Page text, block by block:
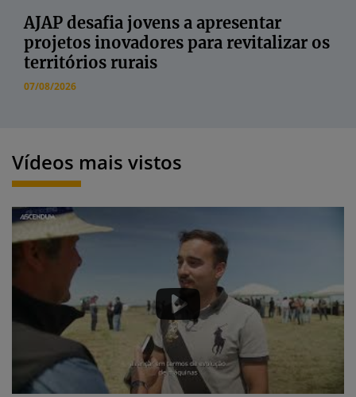
AJAP desafia jovens a apresentar
projetos inovadores para revitalizar os
territórios rurais
07/08/2026
Vídeos mais vistos